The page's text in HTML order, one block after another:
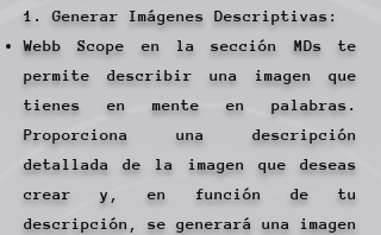
1. Generar Imágenes Descriptivas:
Webb Scope en la sección MDs te
permite describir una imagen que
tienes en mente en palabras.
Proporciona una descripción
detallada de la imagen que deseas
crear y, en función de tu
descripción, se generará una imagen